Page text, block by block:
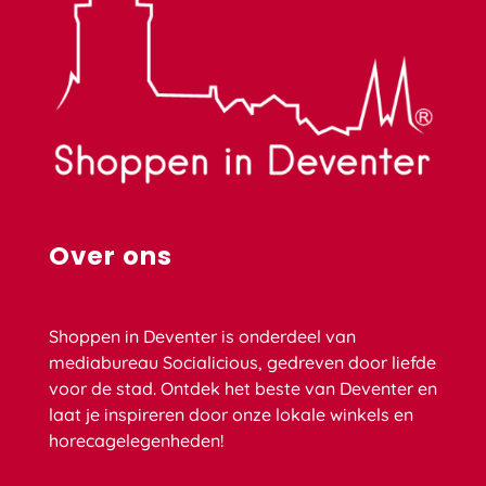
Koffie & thee
Over ons
Shoppen in Deventer is onderdeel van
mediabureau Socialicious, gedreven door liefde
voor de stad. Ontdek het beste van Deventer en
laat je inspireren door onze lokale winkels en
horecagelegenheden!